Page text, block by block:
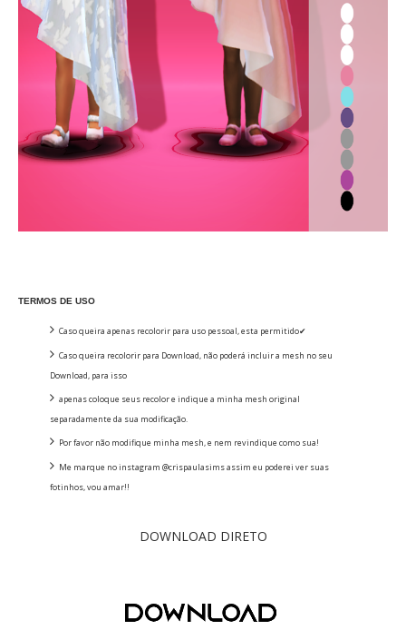
TERMOS DE USO
Caso queira apenas recolorir para uso pessoal, esta permitido✔
Caso queira recolorir para Download, não poderá incluir a mesh no seu
Download, para isso
apenas coloque seus recolor e indique a minha mesh original
separadamente da sua modificação.
Por favor não modifique minha mesh, e nem revindique como sua!
Me marque no instagram @crispaulasims assim eu poderei ver suas
fotinhos, vou amar!!
DOWNLOAD DIRETO